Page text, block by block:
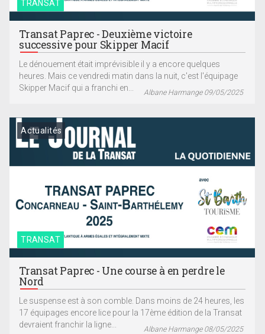
TRANSAT
Transat Paprec - Deuxième victoire
successive pour Skipper Macif
Le dénouement était imprévisible il y a encore quelques
heures. Mais ce vendredi matin dans la nuit, c'est l'équipage
Skipper Macif qui a franchi en...
Albane Harmange 09/05/2025
TRANSAT
Actualités
Transat Paprec - Une course à en perdre le
Nord
Le suspense est à son comble. Dans moins de 24 heures, les
17 équipages encore lice pour la 17ème édition de la Transat
devraient franchir la ligne...
Albane Harmange 08/05/2025